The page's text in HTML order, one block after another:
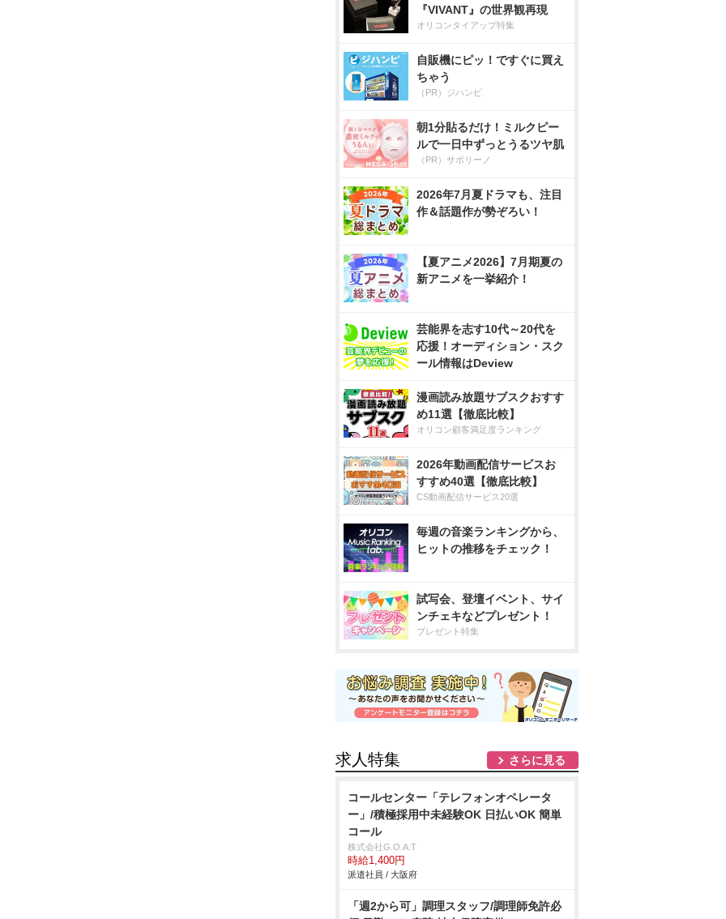
『VIVANT』の世界観再現
オリコンタイアップ特集
自販機にピッ！ですぐに買え
ちゃう
（PR）ジハンピ
朝1分貼るだけ！ミルクピー
ルで一日中ずっとうるツヤ肌
（PR）サボリーノ
2026年7月夏ドラマも、注目
作＆話題作が勢ぞろい！
【夏アニメ2026】7月期夏の
新アニメを一挙紹介！
芸能界を志す10代～20代を
応援！オーディション・スク
ール情報はDeview
漫画読み放題サブスクおすす
め11選【徹底比較】
オリコン顧客満足度ランキング
2026年動画配信サービスお
すすめ40選【徹底比較】
CS動画配信サービス20選
毎週の音楽ランキングから、
ヒットの推移をチェック！
試写会、登壇イベント、サイ
ンチェキなどプレゼント！
プレゼント特集
求人特集 さらに見る
コールセンター「テレフォンオペレータ
ー」/積極採用中未経験OK 日払いOK 簡単
コール
株式会社G.O.A.T
時給1,400円
派遣社員 / 大阪府
「週2から可」調理スタッフ/調理師免許必